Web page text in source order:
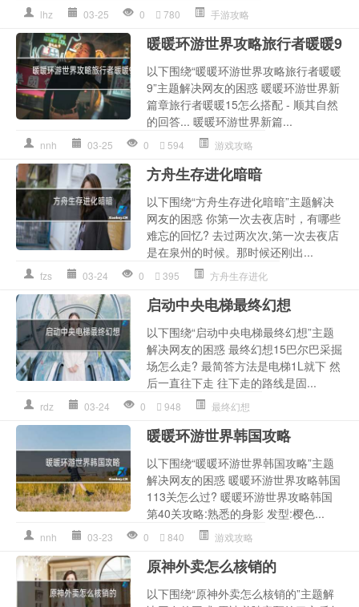
lhz 03-25 0 780 手游攻略
暖暖环游世界攻略旅行者暖暖9
以下围绕“暖暖环游世界攻略旅行者暖暖
9”主题解决网友的困惑 暖暖环游世界新
篇章旅行者暖暖15怎么搭配 - 顺其自然
的回答... 暖暖环游世界新篇...
nnh 03-25 0 594 游戏攻略
方舟生存进化暗暗
以下围绕“方舟生存进化暗暗”主题解决
网友的困惑 你第一次去夜店时，有哪些
难忘的回忆? 去过两次次,第一次去夜店
是在泉州的时候。那时候还刚出...
fzs 03-24 0 395 方舟生存进化
启动中央电梯最终幻想
以下围绕“启动中央电梯最终幻想”主题
解决网友的困惑 最终幻想15巴尔巴采掘
场怎么走? 最简答方法是电梯1L就下 然
后一直往下走 往下走的路线是固...
rdz 03-24 0 948 最终幻想
暖暖环游世界韩国攻略
以下围绕“暖暖环游世界韩国攻略”主题
解决网友的困惑 暖暖环游世界攻略韩国
113关怎么过? 暖暖环游世界攻略韩国
第40关攻略:熟悉的身影 发型:樱色...
nnh 03-23 0 840 游戏攻略
原神外卖怎么核销的
以下围绕“原神外卖怎么核销的”主题解